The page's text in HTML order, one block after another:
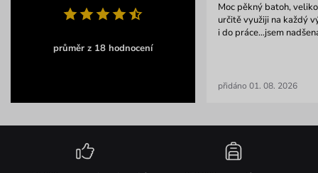
průměr z 18 hodnocení
Moc pěkný batoh,
určitě využiji na každý
i do práce...jsem
přidáno 01. 08. 2026